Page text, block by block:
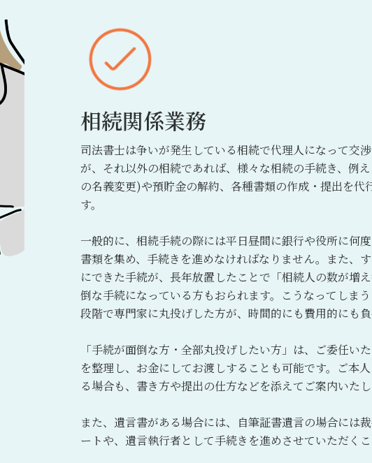
相続関係業務
司法書士は争いが発生している相続で代理人になって交
が、それ以外の相続であれば、様々な相続の手続き、例
の名義変更)や預貯金の解約、各種書類の作成・提出を代
す。
一般的に、相続手続の際には平日昼間に銀行や役所に何
書類を集め、手続きを進めなければなりません。また、
にできた手続が、長年放置したことで「相続人の数が増
倒な手続になっている方もおられます。こうなってしま
段階で専門家に丸投げした方が、時間的にも費用的にも負
「手続が面倒な方・全部丸投げしたい方」は、ご委任い
を整理し、お金にしてお渡しすることも可能です。ご本
る場合も、書き方や提出の仕方などを添えてご案内いたし
また、遺言書がある場合には、自筆証書遺言の場合には
ートや、遺言執行者として手続きを進めさせていただくこ